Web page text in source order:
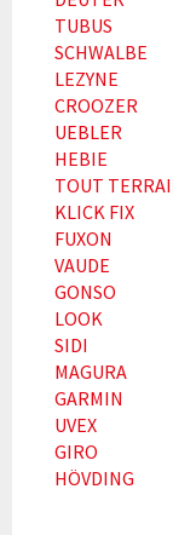
TUBUS
SCHWALBE
LEZYNE
CROOZER
UEBLER
HEBIE
TOUT
KLICK FIX
FUXON
VAUDE
GONSO
LOOK
SIDI
MAGURA
GARMIN
UVEX
GIRO
HÖVDING